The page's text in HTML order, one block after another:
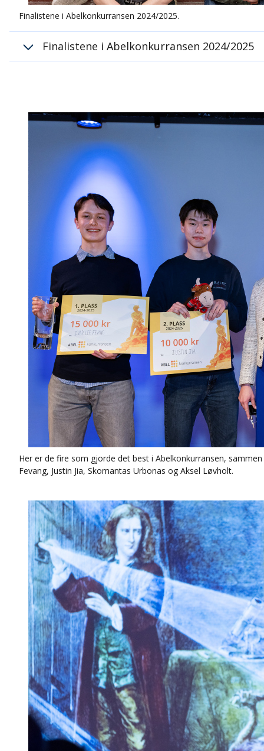
Finalistene i Abelkonkurransen 2024/2025.
Finalistene i Abelkonkurransen 2024/2025
Aksel Løvholt
Oslo
Magnus Flydal Jenstad
Andrew Benestad Hendicott
Justin Jia
Bøler skole
Jens Teigen Fresvig
Thora Storm
Torstein Barvik Molstad
Hadeland
Ashwath Anandathirthan
Skomantas Urbonas
Oslo
Ivar Lee Fevang
Thora Storm
Bo Fodstad Anjer
Elvebakken
Daniel Mineev
Blindern
Martin Gjuvsland
Ås
Trygve Torkildsen Hellebø
Akademiet
Lovise Foss Linnestad
Akademiet
Mykhailo Lukianenko
Volda
Kan Ishige
Oslo
Eirik Olsen Kirkevik
Hamar
Emil Ødegaard Hippe
Jessheim
Adi Bardari
Akademiet
Vetle Frydenlund Norling
Nydalen
Maryam Idowu
Trondheim
Mathias Olai Thorstensen
Røyken
Erlend Emil Sommerhein
Wang
Renate Lorena Midtgård
Thora Storm
Arav Dhiman
British
Her er de fire som gjorde det best i Abelkonkurransen,
Fevang, Justin Jia, Skomantas Urbonas og Aksel Løvholt.